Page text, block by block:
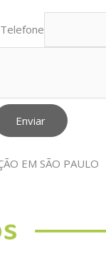
Enviar
EM SÃO PAULO